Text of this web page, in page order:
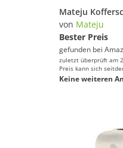
von Mateju
Bester Preis
gefunden bei
zuletzt überprüft am
Preis kann sich
Keine weiteren